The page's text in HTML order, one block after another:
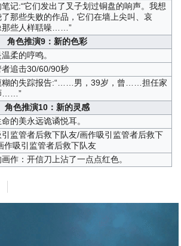
记:“它们发出了叉子划过铜盘的响声。我想
那些失败的作品，它们在墙上尖叫、哀
那些人样聒噪……”
角色推演9：新的色彩
柔的哼鸣。
者追击30/60/90秒
糊的失踪报告:“……男，39岁，曾……担任家
……”
角色推演10：新的灵感
的美永远诡谲悦耳。
监管者后救下队友/画作吸引监管者后救下
作吸引监管者后救下队友
作：开信刀上沾了一点点红色。